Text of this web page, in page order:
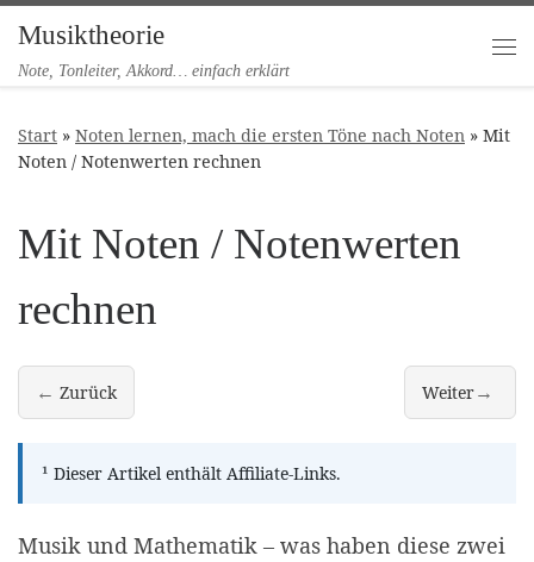
Zum Inhalt springen
Musiktheorie
Note, Tonleiter, Akkord… einfach erklärt
Start » Noten lernen, mach die ersten Töne nach Noten » Mit
Noten / Notenwerten rechnen
Mit Noten / Notenwerten
rechnen
← Zurück
Taktstriche und Auftakt
Weiter
Tonhöhen,
→
¹ Dieser Artikel enthält Affiliate-Links.
Musik und Mathematik – was haben diese zwei